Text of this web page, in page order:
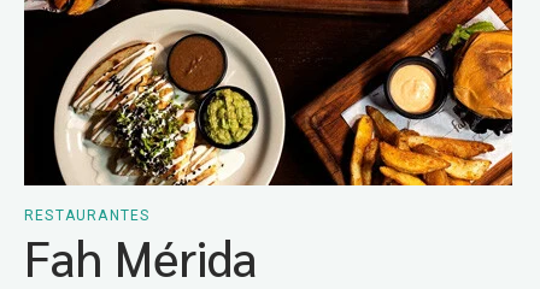
RESTAURANTES
Fah Mérida